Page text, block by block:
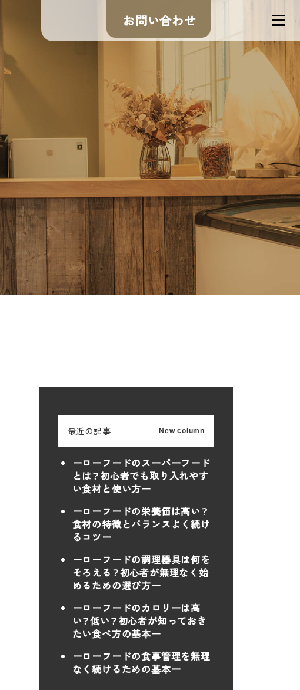
お問い合わせ
最近の記事 New column
ーローフードのスーパーフード
とは？初心者でも取り入れやす
い食材と使い方ー
ーローフードの栄養価は高い？
食材の特徴とバランスよく続け
るコツー
ーローフードの調理器具は何を
そろえる？初心者が無理なく始
めるための選び方ー
ーローフードのカロリーは高
い？低い？初心者が知っておき
たい食べ方の基本ー
ーローフードの食事管理を無理
なく続けるための基本ー